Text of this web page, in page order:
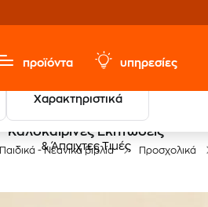
προϊόντα υπηρεσίες
Χαρακτηριστικά
Καλοκαιρινές Εκπτώσεις
& Άπαιχτες Τιμές
Παιδικά - Νεανικά βιβλία Προσχολικά